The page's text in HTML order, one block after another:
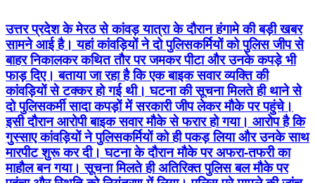
उत्तर प्रदेश के मेरठ से कांवड़ यात्रा के दौरान हंगामे की बड़ी खबर
सामने आई है। यहां कांवड़ियों ने दो पुलिसकर्मियों को पुलिस जीप से
बाहर निकालकर कथित तौर पर जमकर पीटा और उनके कपड़े भी
फाड़ दिए। बताया जा रहा है कि एक बाइक सवार व्यक्ति की
कांवड़ियों से टक्कर हो गई थी। घटना की सूचना मिलते ही थाने से
दो पुलिसकर्मी सादा कपड़ों में सरकारी जीप लेकर मौके पर पहुंचे।
इसी दौरान आरोपी बाइक सवार मौके से फरार हो गया। आरोप है कि
गुस्साए कांवड़ियों ने पुलिसकर्मियों को ही पकड़ लिया और उनके साथ
मारपीट शुरू कर दी। घटना के दौरान मौके पर अफरा-तफरी का
माहौल बन गया। सूचना मिलते ही अतिरिक्त पुलिस बल मौके पर